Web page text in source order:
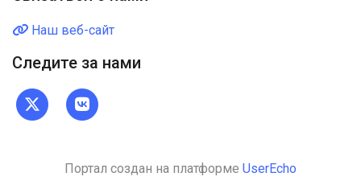
Наш веб-сайт
Следите за нами
Портал создан на платформе UserEcho